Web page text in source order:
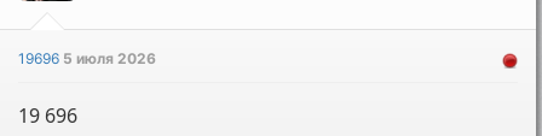
19696 5 июля 2026
19 696